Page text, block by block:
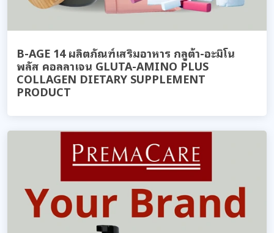
B-AGE 14 ผลิตภัณฑ์เสริมอาหาร กลูต้า-อะมิโน
พลัส คอลลาเจน GLUTA-AMINO PLUS
COLLAGEN DIETARY SUPPLEMENT
PRODUCT